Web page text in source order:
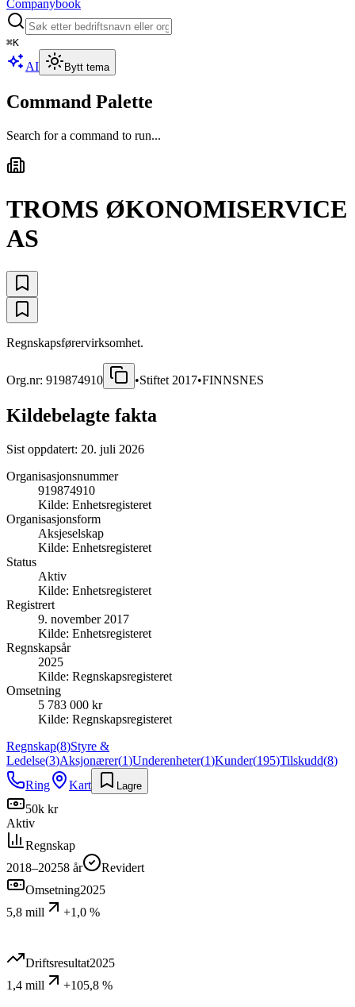
Companybook
⌘K
AI Bytt tema
Command Palette
Search for a command to run...
TROMS ØKONOMISERVICE
AS
Regnskapsførervirksomhet.
Org.nr: 919874910 •Stiftet 2017•FINNSNES
Kildebelagte fakta
Sist oppdatert: 20. juli 2026
Organisasjonsnummer
919874910
Kilde: Enhetsregisteret
Organisasjonsform
Aksjeselskap
Kilde: Enhetsregisteret
Status
Aktiv
Kilde: Enhetsregisteret
Registrert
9. november 2017
Kilde: Enhetsregisteret
Regnskapsår
2025
Kilde: Regnskapsregisteret
Omsetning
5 783 000 kr
Kilde: Regnskapsregisteret
Regnskap(8)Styre &
Ledelse(3)Aksjonærer(1)Underenheter(1)Kunder(195)Tilskudd(8)
Ring
Kart Lagre
50k kr
Aktiv
Regnskap
2018–20258 år
Revidert
Omsetning2025
5,8 mill
+1,0 %
Driftsresultat2025
1,4 mill
+105,8 %